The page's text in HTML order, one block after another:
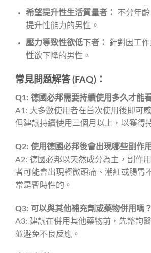
希望提升性生活質量者：
不分年
提升性能力的男性。
壓力導致性欲低下者：
針對因工
性欲下降的男性。
常見問題解答 (FAQ)：
Q1: 德國必邦需要持續使用多久才能
A1: 大多數使用者在首次使用後即可
但建議持續使用三個月以上，以獲得
Q2: 使用德國必邦後會出現哪些副作
A2: 德國必邦以天然成分為主，副作
者可能會出現輕微頭痛、潮紅或腸胃
常是暫時性的。
Q3: 可以與其他補充劑或藥物併用嗎？
A3: 建議在併用其他藥物前，先諮詢
並避免不良反應。